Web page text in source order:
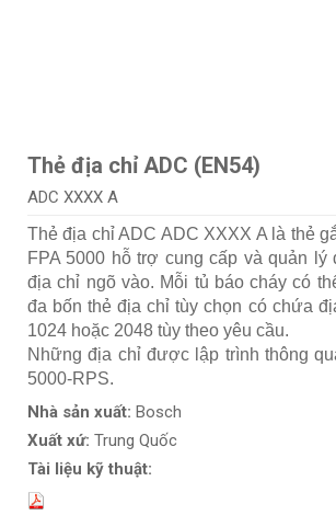
Thẻ địa chỉ ADC (EN54)
ADC XXXX A
Thẻ địa chỉ ADC ADC XXXX A là thẻ
FPA 5000 hỗ trợ cung cấp và quản lý
địa chỉ ngõ vào. Mỗi tủ báo cháy có
đa bốn thẻ địa chỉ tùy chọn có chứa
1024 hoặc 2048 tùy theo yêu cầu.
Những địa chỉ được lập trình thông
5000-RPS.
Nhà sản xuất: Bosch
Xuất xứ: Trung Quốc
Tài liệu kỹ thuật: